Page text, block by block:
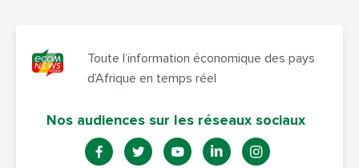
Toute l’information économique des pays
d’Afrique en temps réel
Nos audiences sur les réseaux sociaux